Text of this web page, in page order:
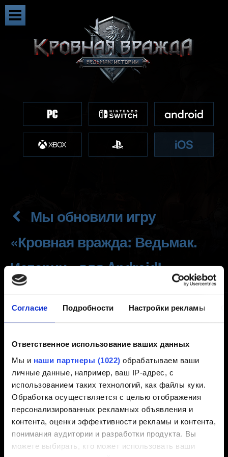
Согласие Подробности Настройки рекламы
Ответственное использование ваших данных
Мы и наши партнеры (1022) обрабатываем ваши
личные данные, например, ваш IP-адрес, с
использованием таких технологий, как файлы куки.
Обработка осуществляется с целью отображения
персонализированных рекламных объявления и
контента, оценки эффективности рекламы и контента,
понимания аудитории и разработки продукта. Вы
можете выбирать, кто может использовать ваши
Мы обновили игру
«Кровная вражда: Ведьмак.
Истории» для Android!
Создано 7 месяцев назад Обновлено 7 месяцев назад
Мы обновили игруКровная вражда: Ведьмак.
изменения:
Исправлена проблема безопасности, связанная с
Unity.
Улучшены быстродействие и стабильность
приложения, а также его совместимость с новыми
системами благодаря обновлению движка.
[Android] Обеспечена совместимость с новыми